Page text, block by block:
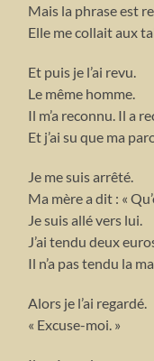
Mais la phrase est
Elle me collait aux
Et puis je l’ai revu.
Le même homme.
Il m’a reconnu. Il a
Et j’ai su que ma
Je me suis arrêté.
Ma mère a dit : «
Je suis allé vers lui.
J’ai tendu deux
Il n’a pas tendu la
Alors je l’ai regardé.
« Excuse-moi. »